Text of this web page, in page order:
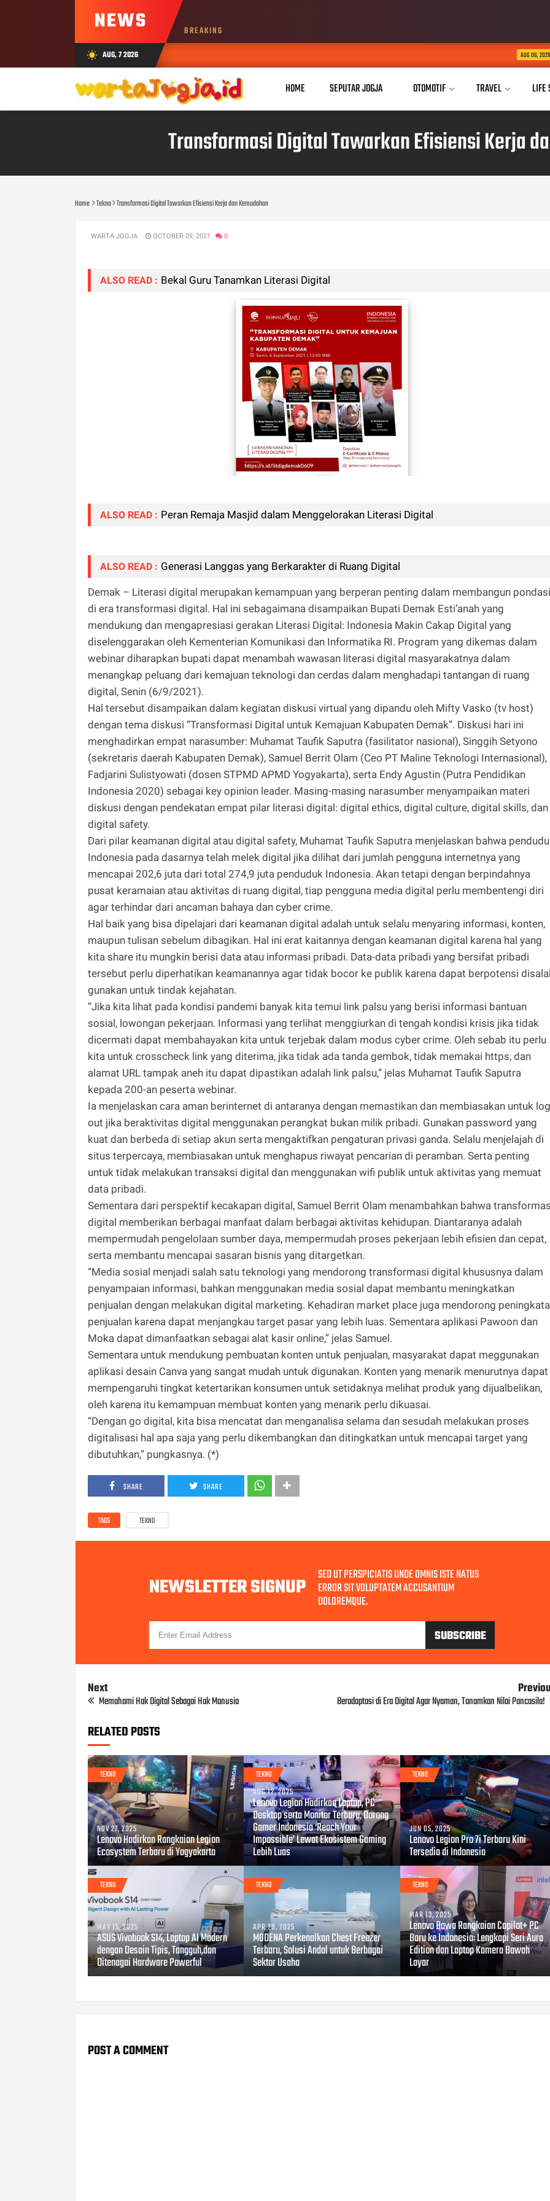
NEWS BREAKING
wb_sunny AUG, 7 2026 USD Dorong
HOME SEPUTAR JOGJA OTOMOTIF TRAVEL LIFE
Transformasi Digital Tawarkan Efisiensi Kerja
Home Tekno Transformasi Digital Tawarkan Efisiensi Kerja dan Kemudahan
WARTA JOGJA OCTOBER 09, 2021 0
ALSO READ : Bekal Guru Tanamkan Literasi Digital
ALSO READ : Peran Remaja Masjid dalam Menggelorakan Literasi Digital
ALSO READ : Generasi Langgas yang Berkarakter di Ruang Digital
Demak – Literasi digital merupakan kemampuan yang berperan penting dalam membangun pondasi
di era transformasi digital. Hal ini sebagaimana disampaikan Bupati Demak Esti’anah yang
mendukung dan mengapresiasi gerakan Literasi Digital: Indonesia Makin Cakap Digital yang
diselenggarakan oleh Kementerian Komunikasi dan Informatika RI. Program yang dikemas dalam
webinar diharapkan bupati dapat menambah wawasan literasi digital masyarakatnya dalam
menangkap peluang dari kemajuan teknologi dan cerdas dalam menghadapi tantangan di ruang
digital, Senin (6/9/2021).
Hal tersebut disampaikan dalam kegiatan diskusi virtual yang dipandu oleh Mifty Vasko (tv host)
dengan tema diskusi “Transformasi Digital untuk Kemajuan Kabupaten Demak”. Diskusi hari ini
menghadirkan empat narasumber: Muhamat Taufik Saputra (fasilitator nasional), Singgih Setyono
(sekretaris daerah Kabupaten Demak), Samuel Berrit Olam (Ceo PT Maline Teknologi Internasional),
Fadjarini Sulistyowati (dosen STPMD APMD Yogyakarta), serta Endy Agustin (Putra Pendidikan
Indonesia 2020) sebagai key opinion leader. Masing-masing narasumber menyampaikan materi
diskusi dengan pendekatan empat pilar literasi digital: digital ethics, digital culture, digital skills, dan
digital safety.
Dari pilar keamanan digital atau digital safety, Muhamat Taufik Saputra menjelaskan bahwa
Indonesia pada dasarnya telah melek digital jika dilihat dari jumlah pengguna internetnya yang
mencapai 202,6 juta dari total 274,9 juta penduduk Indonesia. Akan tetapi dengan berpindahnya
pusat keramaian atau aktivitas di ruang digital, tiap pengguna media digital perlu membentengi diri
agar terhindar dari ancaman bahaya dan cyber crime.
Hal baik yang bisa dipelajari dari keamanan digital adalah untuk selalu menyaring informasi, konten,
maupun tulisan sebelum dibagikan. Hal ini erat kaitannya dengan keamanan digital karena hal yang
kita share itu mungkin berisi data atau informasi pribadi. Data-data pribadi yang bersifat pribadi
tersebut perlu diperhatikan keamanannya agar tidak bocor ke publik karena dapat berpotensi
gunakan untuk tindak kejahatan.
“Jika kita lihat pada kondisi pandemi banyak kita temui link palsu yang berisi informasi bantuan
sosial, lowongan pekerjaan. Informasi yang terlihat menggiurkan di tengah kondisi krisis jika tidak
dicermati dapat membahayakan kita untuk terjebak dalam modus cyber crime. Oleh sebab itu perlu
kita untuk crosscheck link yang diterima, jika tidak ada tanda gembok, tidak memakai https, dan
alamat URL tampak aneh itu dapat dipastikan adalah link palsu,” jelas Muhamat Taufik Saputra
kepada 200-an peserta webinar.
Ia menjelaskan cara aman berinternet di antaranya dengan memastikan dan membiasakan untuk log
out jika beraktivitas digital menggunakan perangkat bukan milik pribadi. Gunakan password yang
kuat dan berbeda di setiap akun serta mengaktifkan pengaturan privasi ganda. Selalu menjelajah di
situs terpercaya, membiasakan untuk menghapus riwayat pencarian di peramban. Serta penting
untuk tidak melakukan transaksi digital dan menggunakan wifi publik untuk aktivitas yang memuat
data pribadi.
Sementara dari perspektif kecakapan digital, Samuel Berrit Olam menambahkan bahwa
digital memberikan berbagai manfaat dalam berbagai aktivitas kehidupan. Diantaranya adalah
mempermudah pengelolaan sumber daya, mempermudah proses pekerjaan lebih efisien dan cepat,
serta membantu mencapai sasaran bisnis yang ditargetkan.
“Media sosial menjadi salah satu teknologi yang mendorong transformasi digital khususnya dalam
penyampaian informasi, bahkan menggunakan media sosial dapat membantu meningkatkan
penjualan dengan melakukan digital marketing. Kehadiran market place juga mendorong
penjualan karena dapat menjangkau target pasar yang lebih luas. Sementara aplikasi Pawoon dan
Moka dapat dimanfaatkan sebagai alat kasir online,” jelas Samuel.
Sementara untuk mendukung pembuatan konten untuk penjualan, masyarakat dapat meggunakan
aplikasi desain Canva yang sangat mudah untuk digunakan. Konten yang menarik menurutnya dapat
mempengaruhi tingkat ketertarikan konsumen untuk setidaknya melihat produk yang dijualbelikan,
oleh karena itu kemampuan membuat konten yang menarik perlu dikuasai.
“Dengan go digital, kita bisa mencatat dan menganalisa selama dan sesudah melakukan proses
digitalisasi hal apa saja yang perlu dikembangkan dan ditingkatkan untuk mencapai target yang
dibutuhkan,” pungkasnya. (*)
SHARE SHARE
TAGS TEKNO
NEWSLETTER SIGNUP SED UT PERSPICIATIS UNDE OMNIS ISTE NATUS
ERROR SIT VOLUPTATEM ACCUSANTIUM
DOLOREMQUE.
Next
Memahami Hak Digital Sebagai Hak Manusia Beradaptasi di Era Digital Agar Nyaman, Tanamkan Nilai Pancasila!
RELATED POSTS
TEKNO
NOV 27, 2025
Lenovo Hadirkan Rangkaian Legion
Ecosystem Terbaru di Yogyakarta
TEKNO
AUG 12, 2025
Lenovo Legion Hadirkan Laptop, PC
Desktop serta Monitor Terbaru, Dorong
Gamer Indonesia ‘Reach Your
Impossible’ Lewat Ekosistem Gaming
Lebih Luas
TEKNO
JUN 05, 2025
Lenovo Legion Pro 7i Terbaru Kini
Tersedia di Indonesia
TEKNO
MAY 15, 2025
ASUS Vivobook S14, Laptop AI Modern
dengan Desain Tipis, Tangguh,dan
Ditenagai Hardware Powerful
TEKNO
APR 28, 2025
MODENA Perkenalkan Chest Freezer
Terbaru, Solusi Andal untuk Berbagai
Sektor Usaha
TEKNO
MAR 13, 2025
Lenovo Bawa Rangkaian Copilot+ PC
Baru ke Indonesia: Lengkapi Seri Aura
Edition dan Laptop Kamera Bawah
Layar
POST A COMMENT